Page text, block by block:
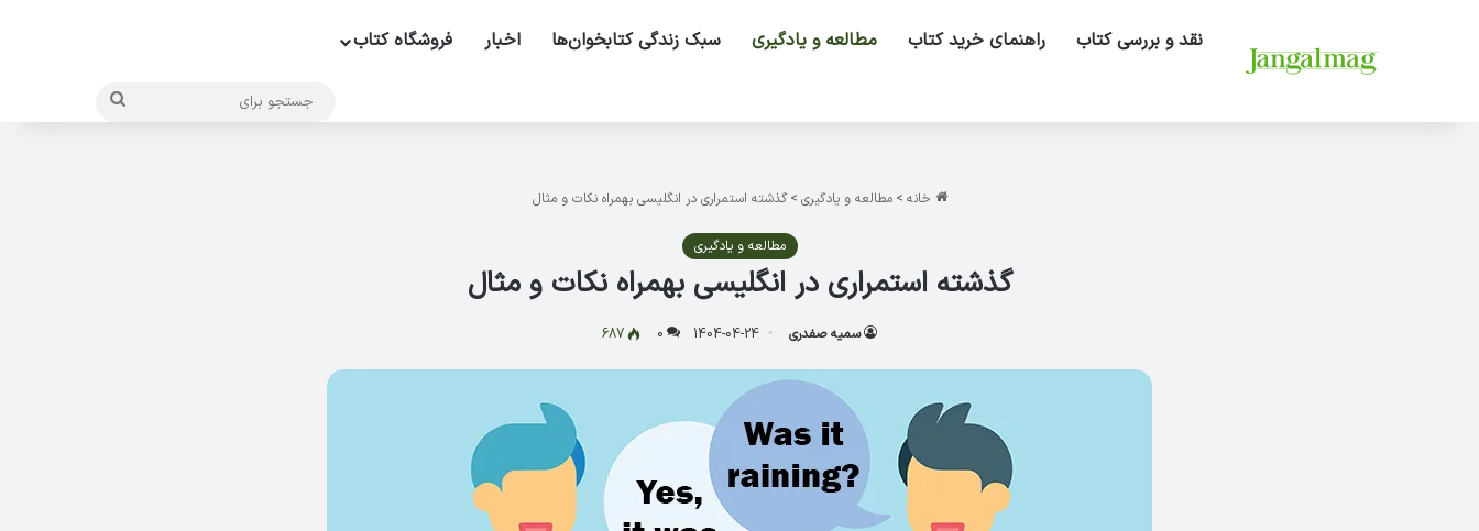
نقد و بررسی کتاب راهنمای خرید کتاب مطالعه و یادگیری سبک زندگی کتابخوان‌ها اخبار فروشگاه کتاب
جستجو
خانه > مطالعه و یادگیری > گذشته استمراری در انگلیسی بهمراه نکات و مثال
مطالعه و یادگیری
گذشته استمراری در انگلیسی بهمراه نکات و مثال
سمیه صفدری 1404-04-24
0
687